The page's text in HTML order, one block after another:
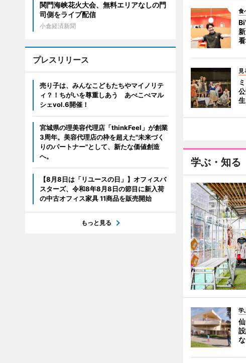
食
見
学ぶ・知る
学
関門海峡花火大会、無料エリアなしの門
司側をライブ配信
小倉経済新聞
プレスリリース
売り子は、みんなこどもたちやマイノリテ
ィ？！ちがいを尊重しあう あべこべマル
シェvol.6開催！
宮城県の理美容代理店「thinkFeel」が創業
3周年。美容代理店の枠を超えた"未来づく
りのパートナー"として、新たな価値創造
へ。
【8月8日は「リユースの日」】オフィスバ
スターズ、令和8年8月8日の節目に新入荷
の中古オフィス家具 11商品を販売開始
もっと見る